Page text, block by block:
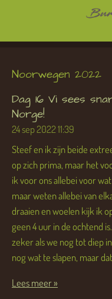
naar
hoofdinhoud
Noorwegen 2022
Dag 16 Vi sees
Norge!
24 sep 202211:39
Steef en ik zijn beide
op zich prima, maar het
ik voor ons allebei voor
maar weten allebei van
draaien en woelen kijk ik
geen 4 uur in de ochtend
zeker als we nog tot diep
nog wat te slapen, maar
Lees meer »